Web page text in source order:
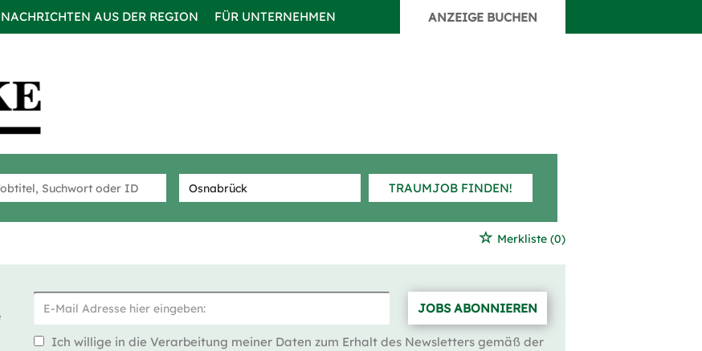
NACHRICHTEN AUS DER REGION FÜR UNTERNEHMEN ANZEIGE BUCHEN
TRAUMJOB FINDEN!
Merkliste (0)
JOBS ABONNIEREN
Ich willige in die Verarbeitung meiner Daten zum Erhalt des Newsletters gemäß der